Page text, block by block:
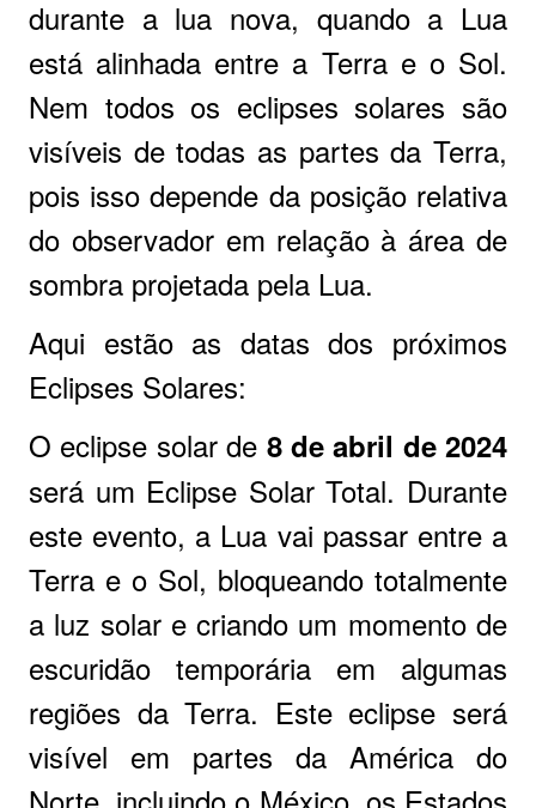
durante a lua nova, quando a Lua
está alinhada entre a Terra e o Sol.
Nem todos os eclipses solares são
visíveis de todas as partes da Terra,
pois isso depende da posição relativa
do observador em relação à área de
sombra projetada pela Lua.
Aqui estão as datas dos próximos
Eclipses Solares:
O eclipse solar de 8 de abril de 2024
será um Eclipse Solar Total. Durante
este evento, a Lua vai passar entre a
Terra e o Sol, bloqueando totalmente
a luz solar e criando um momento de
escuridão temporária em algumas
regiões da Terra. Este eclipse será
visível em partes da América do